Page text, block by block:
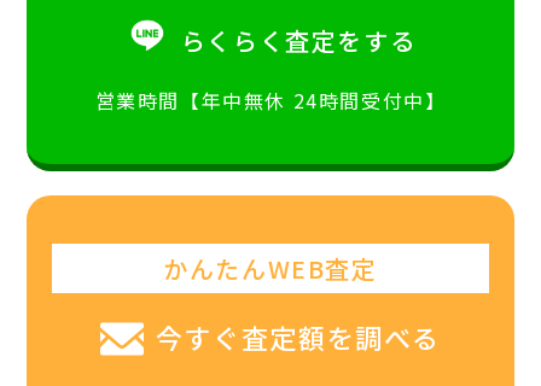
らくらく査定をする
営業時間【年中無休 24時間受付中】
かんたんWEB査定
今すぐ査定額を調べる